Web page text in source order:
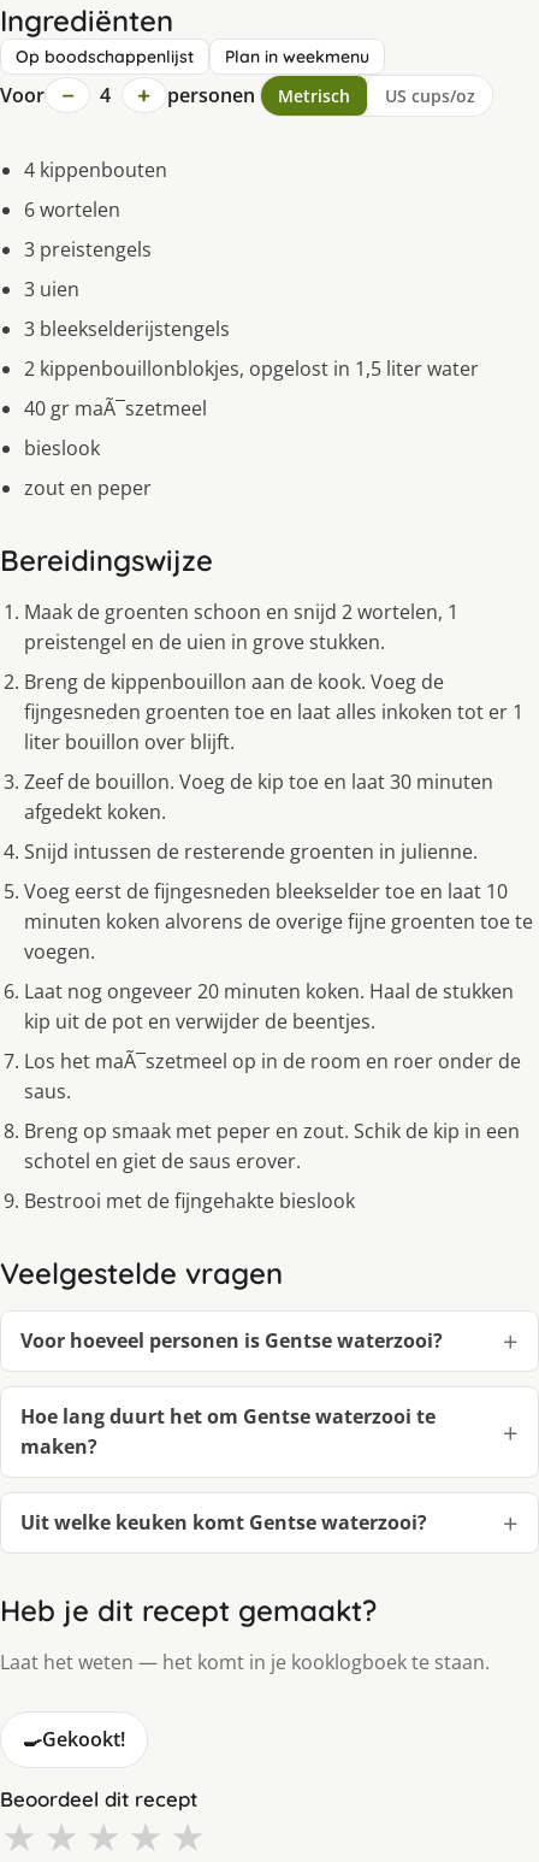
Ingrediënten
Op boodschappenlijst Plan in weekmenu
Voor − 4 + personen Metrisch US cups/oz
4 kippenbouten
6 wortelen
3 preistengels
3 uien
3 bleekselderijstengels
2 kippenbouillonblokjes, opgelost in 1,5 liter water
40 gr maÃ¯szetmeel
bieslook
zout en peper
Bereidingswijze
Maak de groenten schoon en snijd 2 wortelen, 1
preistengel en de uien in grove stukken.
Breng de kippenbouillon aan de kook. Voeg de
fijngesneden groenten toe en laat alles inkoken tot er 1
liter bouillon over blijft.
Zeef de bouillon. Voeg de kip toe en laat 30 minuten
afgedekt koken.
Snijd intussen de resterende groenten in julienne.
Voeg eerst de fijngesneden bleekselder toe en laat 10
minuten koken alvorens de overige fijne groenten toe te
voegen.
Laat nog ongeveer 20 minuten koken. Haal de stukken
kip uit de pot en verwijder de beentjes.
Los het maÃ¯szetmeel op in de room en roer onder de
saus.
Breng op smaak met peper en zout. Schik de kip in een
schotel en giet de saus erover.
Bestrooi met de fijngehakte bieslook
Veelgestelde vragen
Voor hoeveel personen is Gentse waterzooi?
Hoe lang duurt het om Gentse waterzooi te
maken?
Uit welke keuken komt Gentse waterzooi?
Heb je dit recept gemaakt?
Laat het weten — het komt in je kooklogboek te staan.
🍳Gekookt!
Beoordeel dit recept
★ ★ ★ ★ ★